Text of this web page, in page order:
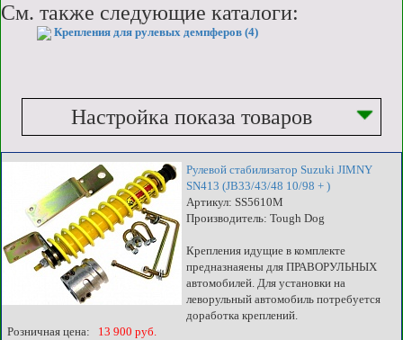
См. также следующие каталоги:
Крепления для рулевых демпферов (4)
Настройка показа товаров
Рулевой стабилизатор Suzuki JIMNY
SN413 (JB33/43/48 10/98 + )
Артикул: SS5610M
Производитель: Tough Dog
Крепления идущие в комплекте
предназнаяены для ПРАВОРУЛЬНЫХ
автомобилей. Для установки на
леворульный автомобиль потребуется
доработка креплений.
Розничная цена: 13 900 руб.